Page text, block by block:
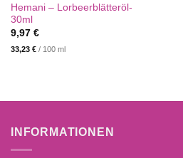
Hemani – Lorbeerblätteröl-
30ml
9,97 €
33,23 €/ 100 ml
INFORMATIONEN